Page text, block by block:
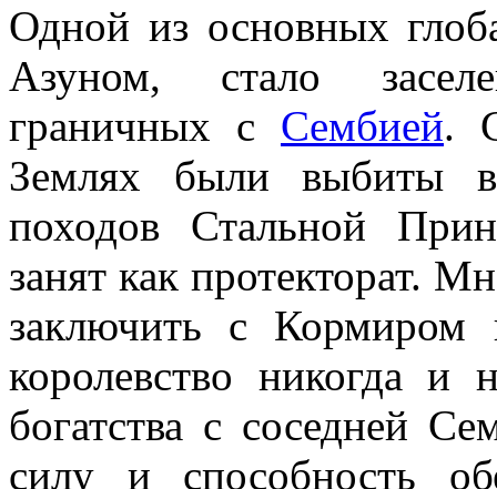
Одной из основных
Азуном, стало
граничных с Сембией.
Землях были выбиты
походов Стальной
занят как протекторат.
заключить с Кормиром
королевство никогда и
богатства с соседней
силу и способность